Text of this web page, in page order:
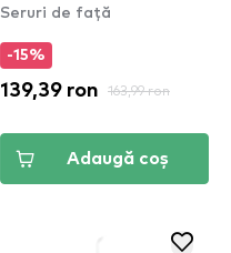
Seruri de față
-15%
139,39 ron 163,99 ron
Adaugă coș